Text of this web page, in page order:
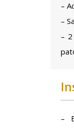
–
–
–
–